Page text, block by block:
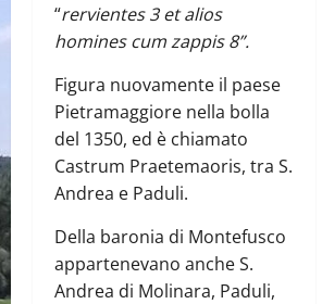
“rervientes 3 et alios
homines cum zappis 8”.
Figura nuovamente il paese
Pietramaggiore nella bolla
del 1350, ed è chiamato
Castrum Praetemaoris, tra S.
Andrea e Paduli.
Della baronia di Montefusco
appartenevano anche S.
Andrea di Molinara, Paduli,